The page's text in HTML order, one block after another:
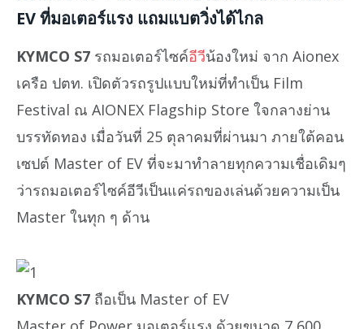
EV ที่มอเตอร์แรง แถมแบตวิ่งได้ไกล
KYMCO S7 รถมอเตอร์ไซค์อีวีน้องใหม่ จาก Aionex
เครือ ปตท. เปิดตัวรถรูปแบบใหม่ที่ทำเป็น Film
Festival ณ AIONEX Flagship Store ใจกลางย่าน
บรรทัดทอง เมื่อวันที่ 25 ตุลาคมที่ผ่านมา ภายใต้คอน
เซปต์ Master of EV ที่จะมาทำลายทุกความเชื่อเดิมๆ
ว่ารถมอเตอร์ไซค์อีวีเป็นแค่รถของเล่นด้วยความเป็น
Master ในทุก ๆ ด้าน
KYMCO S7 ถือเป็น Master of EV